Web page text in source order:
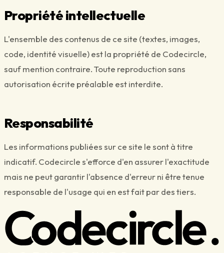
Propriété intellectuelle
L'ensemble des contenus de ce site (textes, images,
code, identité visuelle) est la propriété de Codecircle,
sauf mention contraire. Toute reproduction sans
autorisation écrite préalable est interdite.
Responsabilité
Les informations publiées sur ce site le sont à titre
indicatif. Codecircles'efforce d'en assurer l'exactitude
mais ne peut garantir l'absence d'erreur ni être tenue
responsable de l'usage qui en est fait par des tiers.